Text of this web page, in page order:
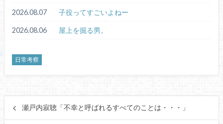
2026.08.07 子役ってすごいよねー
2026.08.06 屋上を掘る男。
日常考察
瀬戸内寂聴「不幸と呼ばれるすべてのことは・・・」